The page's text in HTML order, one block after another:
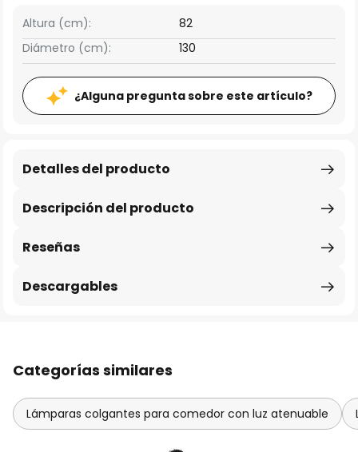
Altura (cm):
82
Diámetro (cm):
130
¿Alguna pregunta sobre este artículo?
Descripción del producto
Detalles del producto
Reseñas
Descargables
Categorías similares
Lámparas colgantes para comedor con luz atenuable